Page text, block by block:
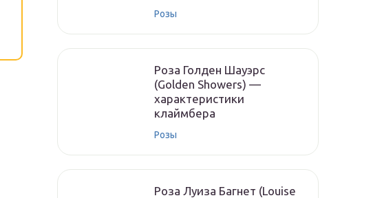
Розы
Роза Голден Шауэрс
(Golden Showers) —
характеристики
клаймбера
Розы
Роза Луиза Багнет (Louise